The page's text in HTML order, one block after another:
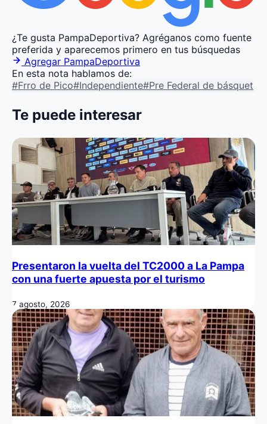
¿Te gusta PampaDeportiva? Agréganos como fuente
preferida y aparecemos primero en tus búsquedas
Agregar PampaDeportiva
En esta nota hablamos de:
#Frro de Pico#Independiente#Pre Federal de básquet
Te puede interesar
Presentaron la vuelta del TC2000 a La Pampa
con una fuerte apuesta por el turismo
7 agosto, 2026